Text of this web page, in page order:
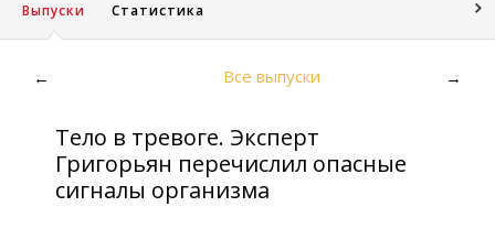
Выпуски Статистика
← Все выпуски →
Тело в тревоге. Эксперт
Григорьян перечислил опасные
сигналы организма